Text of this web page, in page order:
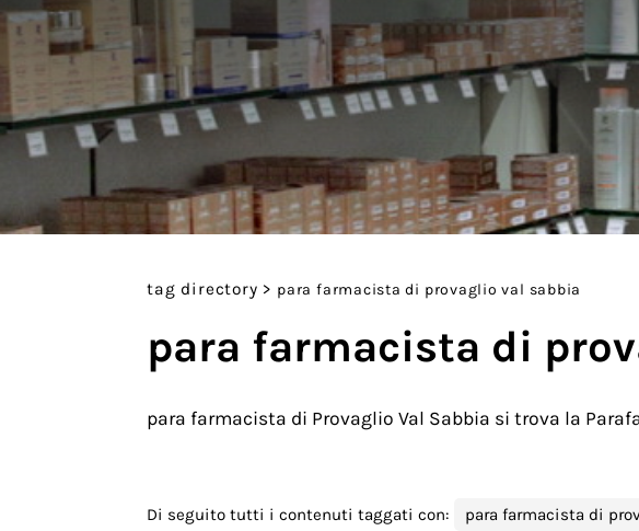
tag directory > para farmacista di provaglio val sabbia
para farmacista di
para farmacista di Provaglio Val Sabbia si trova la
Di seguito tutti i contenuti taggati con: para farmacista di